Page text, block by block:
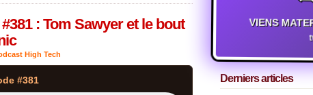
: Tom Sawyer et le bout
High Tech
#381
VIENS
Derniers articles